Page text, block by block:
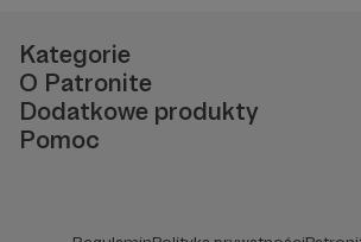
Kategorie
O Patronite
Dodatkowe produkty
Pomoc